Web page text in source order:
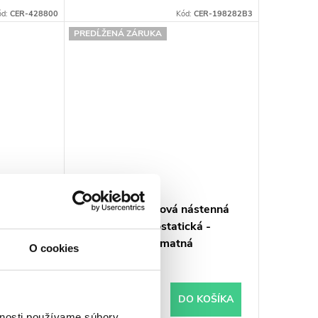
O cookies
CER-428800 Kód: CER-198282B3
matná
PREDĹŽENÁ ZÁRUKA
CERANO - Vaňová nástenná
batéria - termostatická -
Tondo - čierna matná
DO KOŠÍKA